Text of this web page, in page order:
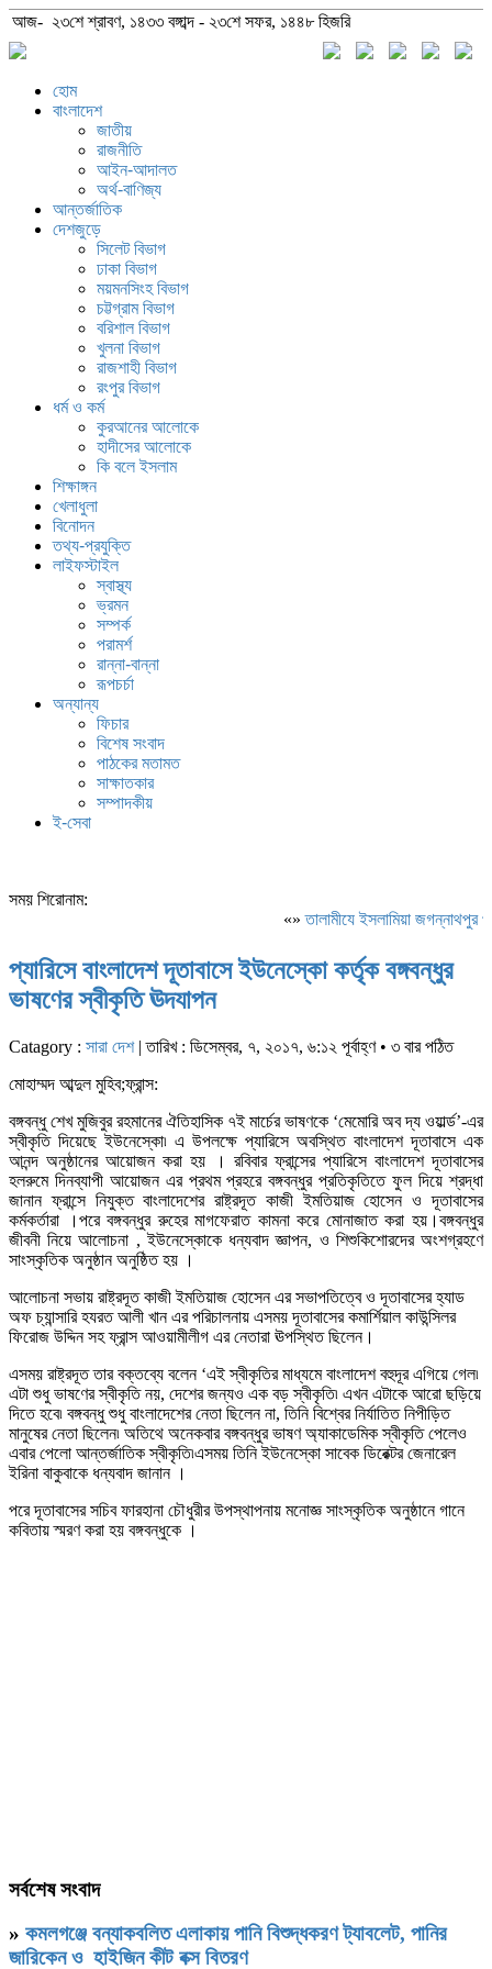
আজ- ২৩শে শ্রাবণ, ১৪৩৩ বঙ্গাব্দ - ২৩শে সফর, ১৪৪৮ হিজরি
হোম
বাংলাদেশ
জাতীয়
রাজনীতি
আইন-আদালত
অর্থ-বাণিজ্য
আন্তর্জাতিক
দেশজুড়ে
সিলেট বিভাগ
ঢাকা বিভাগ
ময়মনসিংহ বিভাগ
চট্টগ্রাম বিভাগ
বরিশাল বিভাগ
খুলনা বিভাগ
রাজশাহী বিভাগ
রংপুর বিভাগ
ধর্ম ও কর্ম
কুরআনের আলোকে
হাদীসের আলোকে
কি বলে ইসলাম
শিক্ষাঙ্গন
খেলাধুলা
বিনোদন
তথ্য-প্রযুক্তি
লাইফস্টাইল
স্বাস্থ্য
ভ্রমন
সম্পর্ক
পরামর্শ
রান্না-বান্না
রূপচর্চা
অন্যান্য
ফিচার
বিশেষ সংবাদ
পাঠকের মতামত
সাক্ষাতকার
সম্পাদকীয়
ই-সেবা
সময় শিরোনাম:
«»‎তালামীযে ইসলামিয়া জগন্নাথপুর
প্যারিসে বাংলাদেশ দূতাবাসে ইউনেস্কো কর্তৃক বঙ্গবন্ধুর
ভাষণের স্বীকৃতি ঊদযাপন
Catagory : সারা দেশ| তারিখ : ডিসেম্বর, ৭, ২০১৭, ৬:১২ পূর্বাহ্ণ • ৩ বার পঠিত
মোহাম্মদ আব্দুল মুহিব;ফ্রান্স:
বঙ্গবন্ধু শেখ মুজিবুর রহমানের ঐতিহাসিক ৭ই মার্চের ভাষণকে ‘মেমোরি অব দ্য ওয়ার্ল্ড’-এর
স্বীকৃতি দিয়েছে ইউনেস্কো৷ এ উপলক্ষে প্যারিসে অবস্থিত বাংলাদেশ দূতাবাসে এক
আনন্দ অনুষ্ঠানের আয়োজন করা হয় । রবিবার ফ্রান্সের প্যারিসে বাংলাদেশ দূতাবাসের
হলরুমে দিনব্যাপী আয়োজন এর প্রথম প্রহরে বঙ্গবন্ধুর প্রতিকৃতিতে ফুল দিয়ে শ্রদ্ধা
জানান ফ্রান্সে নিযুক্ত বাংলাদেশের রাষ্ট্রদূত কাজী ইমতিয়াজ হোসেন ও দূতাবাসের
কর্মকর্তারা ।পরে বঙ্গবন্ধুর রুহের মাগফেরাত কামনা করে মোনাজাত করা হয়।বঙ্গবন্ধুর
জীবনী নিয়ে আলোচনা , ইউনেস্কোকে ধন্যবাদ জ্ঞাপন, ও শিশুকিশোরদের অংশগ্রহণে
সাংস্কৃতিক অনুষ্ঠান অনুষ্ঠিত হয় ।
আলোচনা সভায় রাষ্ট্রদূত কাজী ইমতিয়াজ হোসেন এর সভাপতিত্বে ও দূতাবাসের হ্যাড
অফ চ্যান্সারি হযরত আলী খান এর পরিচালনায় এসময় দূতাবাসের কমার্শিয়াল কাউন্সিলর
ফিরোজ উদ্দিন সহ ফ্রান্স আওয়ামীলীগ এর নেতারা ঊপস্থিত ছিলেন।
এসময় রাষ্ট্রদূত তার বক্তব্যে বলেন ‘এই স্বীকৃতির মাধ্যমে বাংলাদেশ বহুদূর এগিয়ে গেল৷
এটা শুধু ভাষণের স্বীকৃতি নয়, দেশের জন্যও এক বড় স্বীকৃতি৷ এখন এটাকে আরো ছড়িয়ে
দিতে হবে৷ বঙ্গবন্ধু শুধু বাংলাদেশের নেতা ছিলেন না, তিনি বিশ্বের নির্যাতিত নিপীড়িত
মানুষের নেতা ছিলেন৷ অতিথে অনেকবার বঙ্গবন্ধুর ভাষণ অ্যাকাডেমিক স্বীকৃতি পেলেও
এবার পেলো আন্তর্জাতিক স্বীকৃতি৷এসময় তিনি ইউনেস্কো সাবেক ডিরেক্টর জেনারেল
ইরিনা বাকুবাকে ধন্যবাদ জানান ।
পরে দূতাবাসের সচিব ফারহানা চৌধুরীর উপস্থাপনায় মনোজ্ঞ সাংস্কৃতিক অনুষ্ঠানে গানে
কবিতায় স্মরণ করা হয় বঙ্গবন্ধুকে ।
সর্বশেষ সংবাদ
» কমলগঞ্জে বন্যাকবলিত এলাকায় পানি বিশুদ্ধকরণ ট্যাবলেট, পানির
জারিকেন ও হাইজিন কীট বক্স বিতরণ